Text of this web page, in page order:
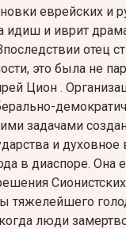
еврейских и
идиш и иврит
отец
это была не
Цион .
задачами
и
в диаспоре. Она
тяжелейшего
люди